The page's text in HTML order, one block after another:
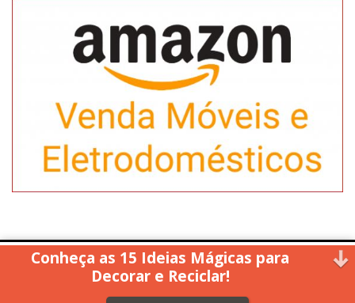
Copyright © 2014. All rights reserved.
↑ Back to top
Conheça as 15 Ideias Mágicas para
Decorar e Reciclar!